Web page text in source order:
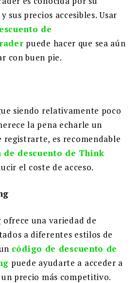
sus precios accesibles. Usar
de
puede hacer que sea aún
con buen pie.
siendo relativamente poco
la pena echarle un
registrarte, es recomendable
de descuento de Think
el coste de acceso.
una variedad de
a diferentes estilos de
código de descuento de
puede ayudarte a acceder a
un precio más competitivo.